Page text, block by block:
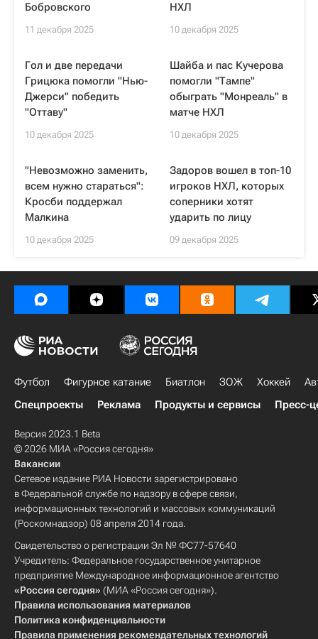
Бобровского
11 декабря 2025
НХЛ
10 декабря 2025
Гол и две передачи
Грицюка помогли "Нью-
Джерси" победить
"Оттаву"
10 декабря 2025
Шайба и пас Кучерова
помогли "Тампе"
обыграть "Монреаль" в
матче НХЛ
10 декабря 2025
"Невозможно заменить,
всем нужно стараться":
Кросби поддержал
Малкина
10 декабря 2025
Задоров вошел в топ-10
игроков НХЛ, которых
соперники хотят
ударить по лицу
09 декабря 2025
Футбол Фигурное катание Биатлон ЗОЖ Хоккей
Спецпроекты
Реклама Продукты и сервисы Пресс-
Версия 2023.1 Beta
© 2026 МИА «Россия сегодня»
Вакансии
Сетевое издание РИА Новости зарегистрировано
в Федеральной службе по надзору в сфере связи,
информационных технологий и массовых коммуникаций
(Роскомнадзор) 08 апреля 2014 года.
Свидетельство о регистрации Эл № ФС77-57640
Учредитель: Федеральное государственное унитарное
предприятие Международное информационное агентство
«Россия сегодня» (МИА «Россия сегодня»).
Правила использования материалов
Политика конфиденциальности
Правила применения рекомендательных технологий